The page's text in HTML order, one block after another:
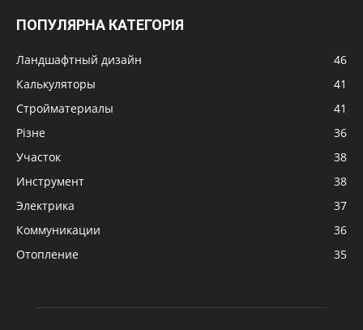
ПОПУЛЯРНА КАТЕГОРІЯ
Ландшафтный дизайн
46
Калькуляторы
41
Стройматериалы
41
Різне
36
Участок
38
Инструмент
38
Электрика
37
Коммуникации
36
Отопление
35